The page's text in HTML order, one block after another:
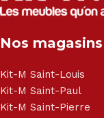
Électroménager -
- Matelas - Hifi
Haier, Sony,
Nos magasins
Kit-M Saint-Louis
Kit-M Saint-Paul
Kit-M Saint-Pierre